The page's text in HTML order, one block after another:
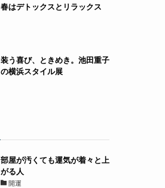
春はデトックスとリラックス
装う喜び、ときめき。池田重子
の横浜スタイル展
部屋が汚くても運気が着々と上
がる人
開運